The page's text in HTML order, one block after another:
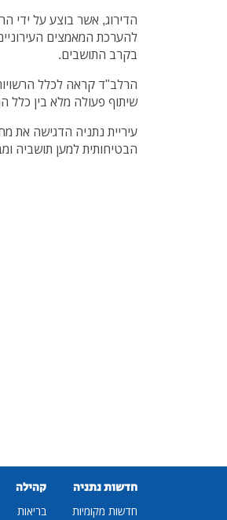
הדירוג, אשר בוצע על ידי
להערכת המאמצים
בקרב התושבים.
הרלב"ד קראה לכלל
שיתוף פעולה מלא בין כלל
עיריית נתניה הדגישה את
הבטיחותית למען תושביה
חדשות נתניה
חדשות מקומיות
קהילה
בריאות